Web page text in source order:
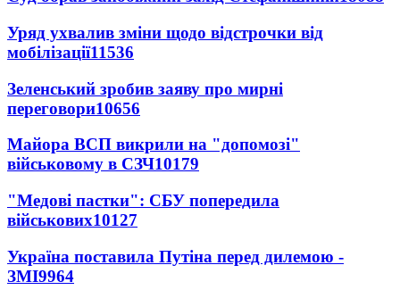
Уряд ухвалив зміни щодо відстрочки від
мобілізації11536
Зеленський зробив заяву про мирні
переговори10656
Майора ВСП викрили на "допомозі"
військовому в СЗЧ10179
"Медові пастки": СБУ попередила
військових10127
Україна поставила Путіна перед дилемою -
ЗМІ9964